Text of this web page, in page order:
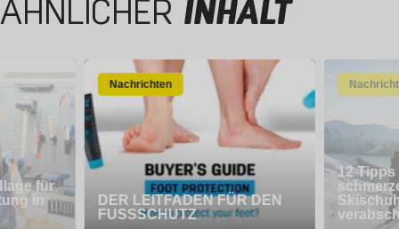
ÄHNLICHER INHALT
für
in
Nachrichten
DER LEITFADEN FÜR DEN
FUSSSCHUTZ
12